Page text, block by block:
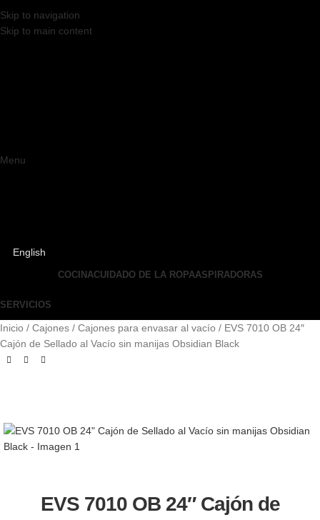
Skip to navigation
Skip to main content
Menu
English
COCINACUIDADO DE LA ROPAASPIRADORAS
SERVICIOS
Inicio Cajones Cajones para envasar al vacío
EVS 7010 OB 24″
Cajón de Sellado al Vacío sin manijas Obsidian Black
EVS 7010 OB 24″ Cajón de